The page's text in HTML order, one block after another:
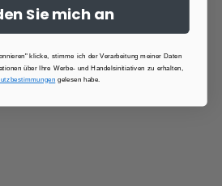
Sie mich an
klicke, stimme ich der Verarbeitung meiner Daten
über Ihre Werbe- und Handelsinitiativen zu erhalten,
gelesen habe.